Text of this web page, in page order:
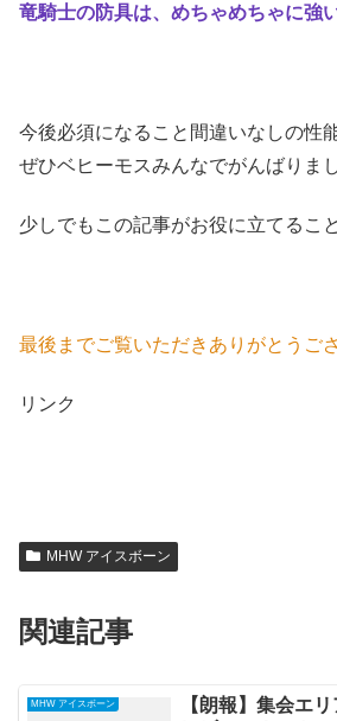
竜騎士の防具は、めちゃめちゃに強
今後必須になること間違いなしの性
ぜひベヒーモスみんなでがんばりま
少しでもこの記事がお役に立てるこ
最後までご覧いただきありがとうご
リンク
MHW アイスボーン
関連記事
MHW アイスボーン
【朗報】集会エ